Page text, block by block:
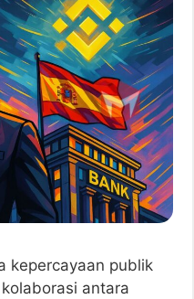
kepercayaan publik
antara